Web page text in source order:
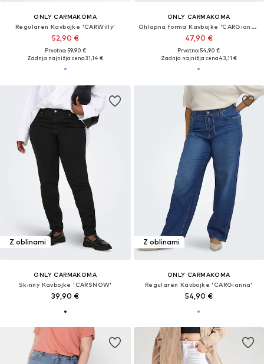
ONLY CARMAKOMA
Regularen Kavbojke 'CARWilly'
52,90 €
Prvotno: 59,90 €
Zadnja najnižja cena31,14 €
ONLY CARMAKOMA
Ohlapna forma Kavbojke 'CARGianna'
47,90 €
Prvotno: 54,90 €
Zadnja najnižja cena43,11 €
Z oblinami
ONLY CARMAKOMA
Skinny Kavbojke 'CARSNOW'
39,90 €
Z oblinami
ONLY CARMAKOMA
Regularen Kavbojke 'CARGianna'
54,90 €